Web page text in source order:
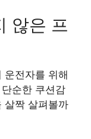
않은 프
운전자를 위해
순한 쿠션감
살짝 살펴볼까